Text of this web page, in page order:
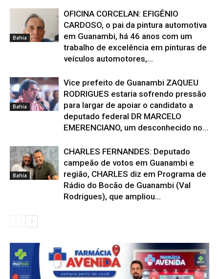
Bahia
OFICINA CORCELAN: EFIGÊNIO
CARDOSO, o pai da pintura automotiva
em Guanambi, há 46 anos com um
trabalho de excelência em pinturas de
veículos automotores,...
Bahia
Vice prefeito de Guanambi ZAQUEU
RODRIGUES estaria sofrendo pressão
para largar de apoiar o candidato a
deputado federal DR MARCELO
EMERENCIANO, um desconhecido no...
Bahia
CHARLES FERNANDES: Deputado
campeão de votos em Guanambi e
região, CHARLES diz em Programa de
Rádio do Bocão de Guanambi (Val
Rodrigues), que ampliou...